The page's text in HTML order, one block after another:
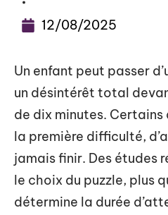
12/08/2025
Un enfant peut passer
un désintérêt total
de dix minutes.
la première difficulté,
jamais finir. Des études
le choix du puzzle, plus
détermine la durée